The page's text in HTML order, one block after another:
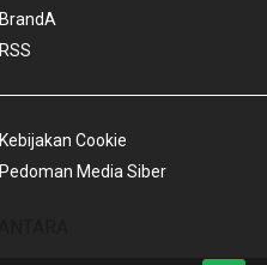
BrandA
RSS
Kebijakan Cookie
Pedoman Media Siber